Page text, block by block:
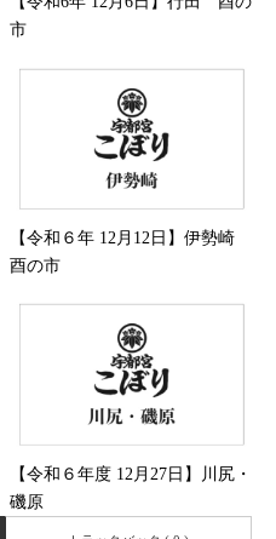
市
【令和６年 12月12日】伊勢崎
酉の市
【令和６年度 12月27日】川尻・
磯原